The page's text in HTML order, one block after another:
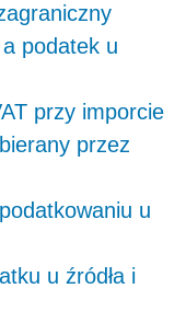
podatek u
przy imporcie
przez
u
u źródła i